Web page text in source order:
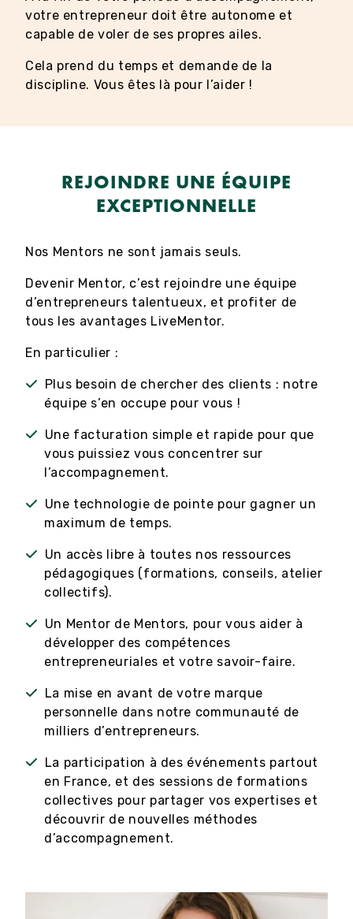
votre entrepreneur doit être autonome et
capable de voler de ses propres ailes.
Cela prend du temps et demande de la
discipline. Vous êtes là pour l’aider !
REJOINDRE UNE ÉQUIPE
EXCEPTIONNELLE
Nos Mentors ne sont jamais seuls.
Devenir Mentor, c’est rejoindre une équipe
d’entrepreneurs talentueux, et profiter de
tous les avantages LiveMentor.
En particulier :
Plus besoin de chercher des clients : notre
équipe s’en occupe pour vous !
Une facturation simple et rapide pour que
vous puissiez vous concentrer sur
l’accompagnement.
Une technologie de pointe pour gagner un
maximum de temps.
Un accès libre à toutes nos ressources
pédagogiques (formations, conseils, atelier
collectifs).
Un Mentor de Mentors, pour vous aider à
développer des compétences
entrepreneuriales et votre savoir-faire.
La mise en avant de votre marque
personnelle dans notre communauté de
milliers d’entrepreneurs.
La participation à des événements partout
en France, et des sessions de formations
collectives pour partager vos expertises et
découvrir de nouvelles méthodes
d’accompagnement.